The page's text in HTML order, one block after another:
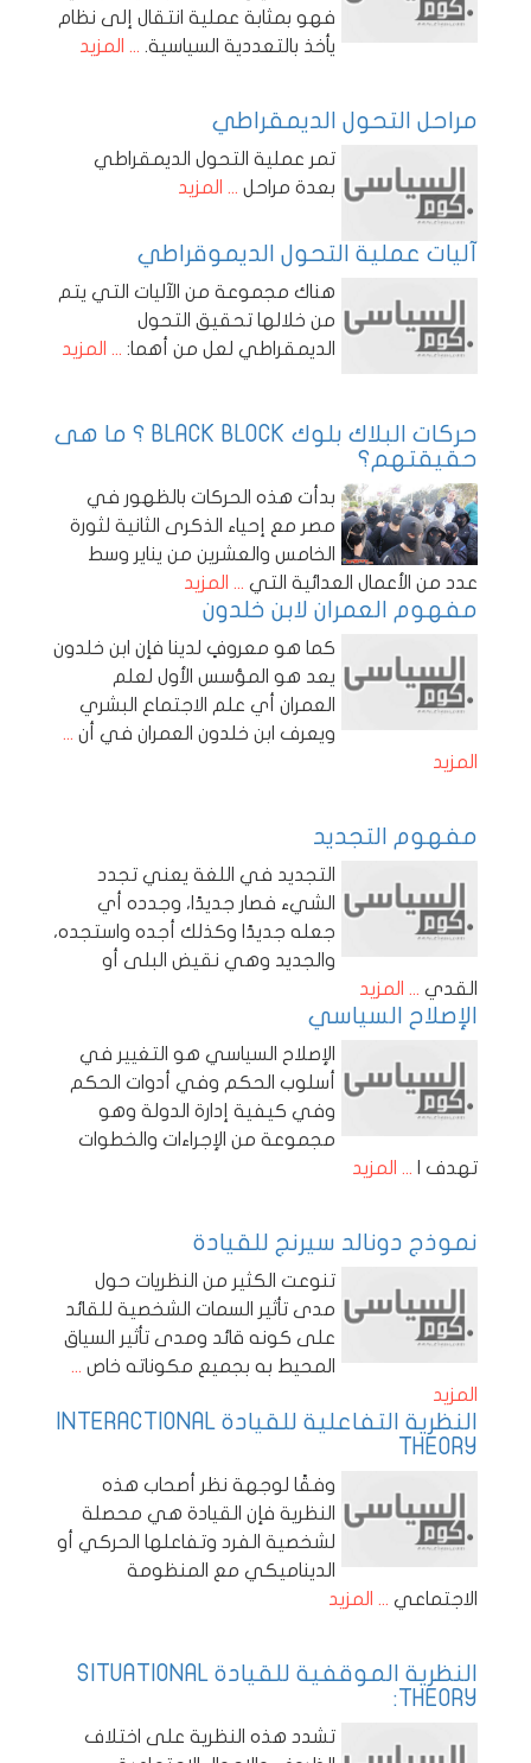
فهو بمثابة عملية انتقال إلى نظام
يأخذ بالتعددية السياسية. ... المزيد
مراحل التحول الديمقراطي
تمر عملية التحول الديمقراطي
بعدة مراحل ... المزيد
آليات عملية التحول الديموقراطي
هناك مجموعة من الآليات التي يتم
من خلالها تحقيق التحول
الديمقراطي لعل من أهما: ... المزيد
حركات البلاك بلوك BLACK BLOCK ؟ ما هى
حقيقتهم؟
بدأت هذه الحركات بالظهور في
مصر مع إحياء الذكرى الثانية لثورة
الخامس والعشرين من يناير وسط
عدد من الأعمال العدائية التي ... المزيد
مفهوم العمران لابن خلدون
كما هو معروفٍ لدينا فإن ابن خلدون
يعد هو المؤسس الأول لعلم
العمران أي علم الاجتماع البشري
ويعرف ابن خلدون العمران في أن ...
المزيد
مفهوم التجديد
التجديد في اللغة يعني تجدد
الشيء فصار جديدًا، وجدده أي
جعله جديدًا وكذلك أجده واستجده،
والجديد وهي نقيض البلى أو
القدي ... المزيد
الإصلاح السياسي
الإصلاح السياسي هو التغيير في
أسلوب الحكم وفي أدوات الحكم
وفي كيفية إدارة الدولة وهو
مجموعة من الإجراءات والخطوات
تهدف ا ... المزيد
نموذج دونالد سيرنج للقيادة
تنوعت الكثير من النظريات حول
مدى تأثير السمات الشخصية للقائد
على كونه قائد ومدى تأثير السياق
المحيط به بجميع مكوناته خاص ...
المزيد
النظرية التفاعلية للقيادة INTERACTIONAL
THEORY
وفقًا لوجهة نظر أصحاب هذه
النظرية فإن القيادة هي محصلة
لشخصية الفرد وتفاعلها الحركي أو
الديناميكي مع المنظومة
الاجتماعي ... المزيد
النظرية الموقفية للقيادة SITUATIONAL
THEORY:
تشدد هذه النظرية على اختلاف